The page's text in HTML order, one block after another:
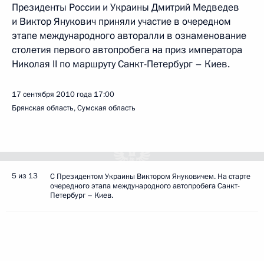
Президенты России и Украины Дмитрий Медведев
и Виктор Янукович приняли участие в очередном
этапе международного авторалли в ознаменование
столетия первого автопробега на приз императора
Николая II по маршруту Санкт-Петербург – Киев.
17 сентября 2010 года 17:00
Брянская область, Сумская область
5 из 13
С Президентом Украины Виктором Януковичем. На старте
очередного этапа международного автопробега Санкт-
Петербург – Киев.